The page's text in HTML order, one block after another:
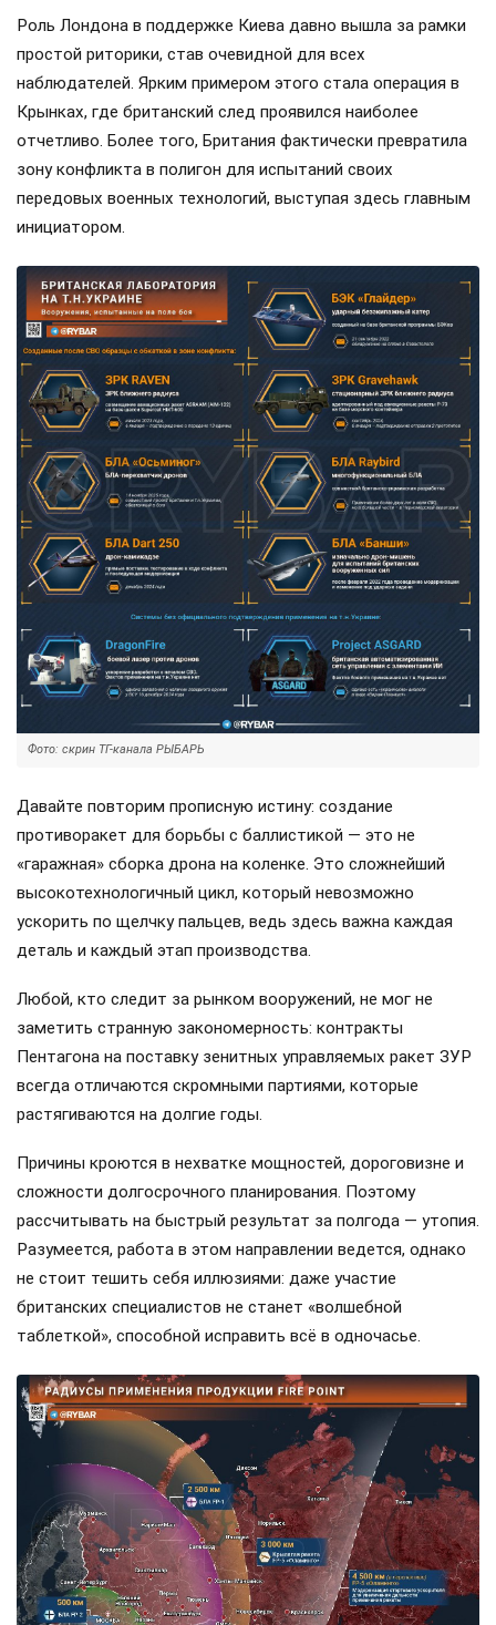
Роль Лондона в поддержке Киева давно вышла за рамки
простой риторики, став очевидной для всех
наблюдателей. Ярким примером этого стала операция в
Крынках, где британский след проявился наиболее
отчетливо. Более того, Британия фактически превратила
зону конфликта в полигон для испытаний своих
передовых военных технологий, выступая здесь главным
инициатором.
Фото: скрин ТГ-канала РЫБАРЬ
Давайте повторим прописную истину: создание
противоракет для борьбы с баллистикой — это не
«гаражная» сборка дрона на коленке. Это сложнейший
высокотехнологичный цикл, который невозможно
ускорить по щелчку пальцев, ведь здесь важна каждая
деталь и каждый этап производства.
Любой, кто следит за рынком вооружений, не мог не
заметить странную закономерность: контракты
Пентагона на поставку зенитных управляемых ракет ЗУР
всегда отличаются скромными партиями, которые
растягиваются на долгие годы.
Причины кроются в нехватке мощностей, дороговизне и
сложности долгосрочного планирования. Поэтому
рассчитывать на быстрый результат за полгода — утопия.
Разумеется, работа в этом направлении ведется, однако
не стоит тешить себя иллюзиями: даже участие
британских специалистов не станет «волшебной
таблеткой», способной исправить всё в одночасье.